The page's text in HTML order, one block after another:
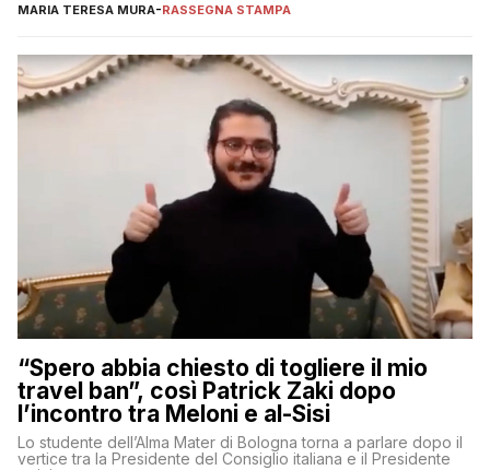
MARIA TERESA MURA-RASSEGNA STAMPA
“Spero abbia chiesto di togliere il mio
travel ban”, così Patrick Zaki dopo
l’incontro tra Meloni e al-Sisi
Lo studente dell’Alma Mater di Bologna torna a parlare dopo il
vertice tra la Presidente del Consiglio italiana e il Presidente